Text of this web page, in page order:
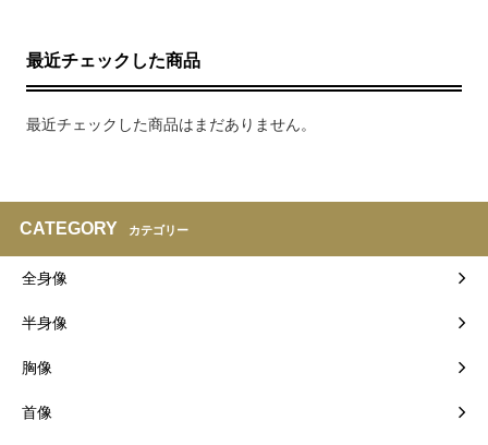
最近チェックした商品
最近チェックした商品はまだありません。
CATEGORY カテゴリー
全身像
半身像
胸像
首像